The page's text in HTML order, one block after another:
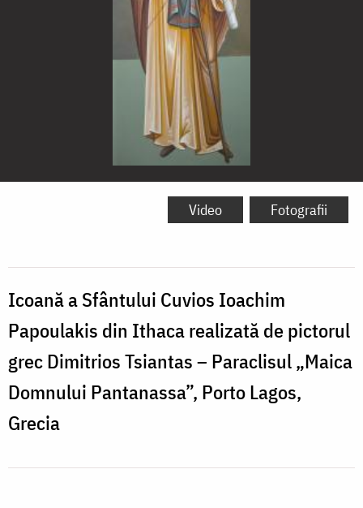
Sfântul
Papoulakis
din
Ithaca
Video Fotografii
Icoană a Sfântului Cuvios Ioachim
Papoulakis din Ithaca realizată de pictorul
grec Dimitrios Tsiantas – Paraclisul „Maica
Domnului Pantanassa”, Porto Lagos,
Grecia